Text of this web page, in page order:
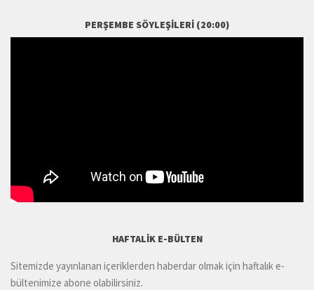
PERŞEMBE SÖYLEŞILERI (20:00)
HAFTALIK E-BÜLTEN
Sitemizde yayınlanan içeriklerden haberdar olmak için haftalık e-
bültenimize abone olabilirsiniz.